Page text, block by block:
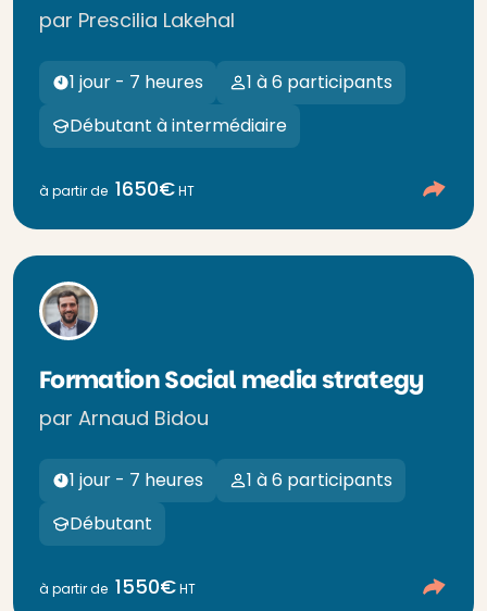
par Prescilia Lakehal
1 jour - 7 heures
1 à 6 participants
Débutant à intermédiaire
à partir de 1650€HT
Formation Social media strategy
par Arnaud Bidou
1 jour - 7 heures
1 à 6 participants
Débutant
à partir de 1550€HT